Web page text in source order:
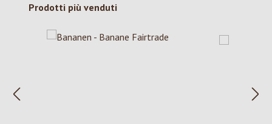
Salta la galleria dei prodotti
Prodotti più venduti